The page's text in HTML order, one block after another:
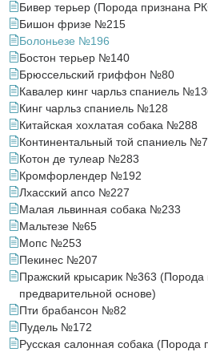
Бивер терьер (Порода признана
Бишон фризе №215
Болоньезе №196
Бостон терьер №140
Брюссельский гриффон №80
Кавалер кинг чарльз спаниель
Кинг чарльз спаниель №128
Китайская хохлатая собака №288
Континентальный той спаниель
Котон де тулеар №283
Кромфорлендер №192
Лхасский апсо №227
Малая львинная собака №233
Мальтезе №65
Мопс №253
Пекинес №207
Пражский крысарик №363 (Порода
предварительной основе)
Пти брабансон №82
Пудель №172
Русская салонная собака (Порода